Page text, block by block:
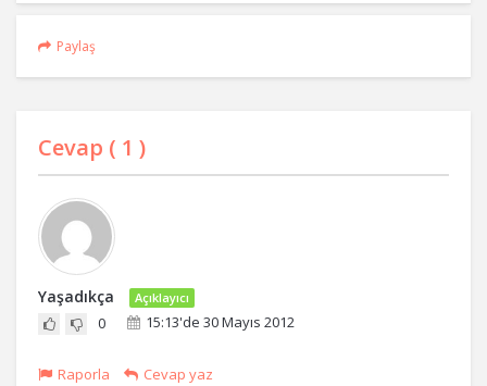
Paylaş
Cevap ( 1 )
Yaşadıkça Açıklayıcı
0 15:13'de 30 Mayıs 2012
Raporla Cevap yaz